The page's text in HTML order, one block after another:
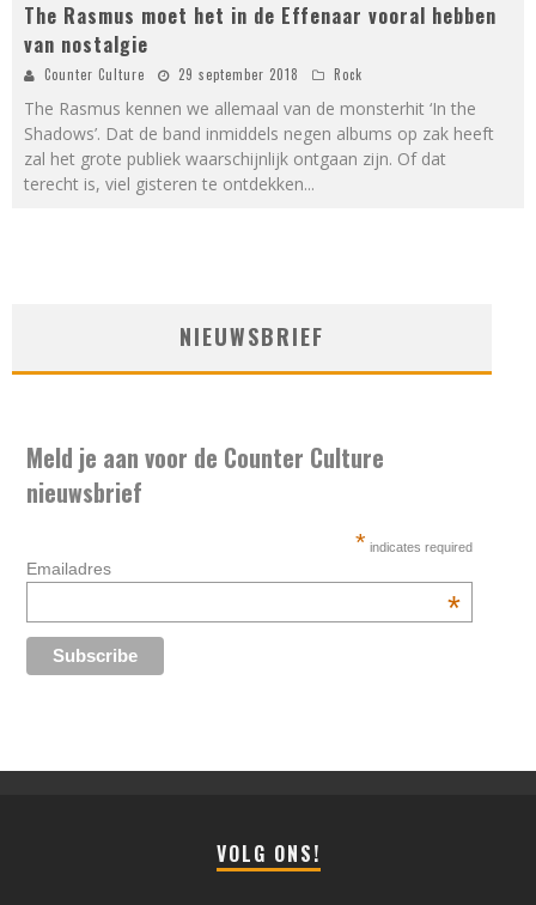
The Rasmus moet het in de Effenaar vooral hebben
van nostalgie
Counter Culture 29 september 2018 Rock
The Rasmus kennen we allemaal van de monsterhit ‘In the
Shadows’. Dat de band inmiddels negen albums op zak heeft
zal het grote publiek waarschijnlijk ontgaan zijn. Of dat
terecht is, viel gisteren te ontdekken...
NIEUWSBRIEF
Meld je aan voor de Counter Culture
nieuwsbrief
* indicates required
Emailadres
*
VOLG ONS!